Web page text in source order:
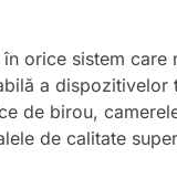
orice sistem
a
de birou,
de calitate